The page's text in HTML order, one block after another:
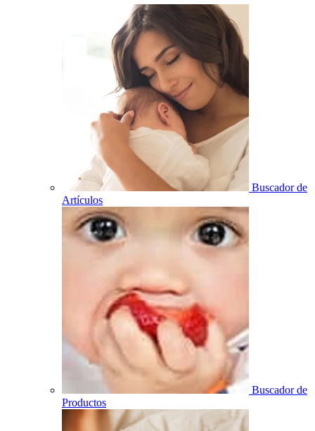
Buscador de
Artículos
Buscador de
Productos